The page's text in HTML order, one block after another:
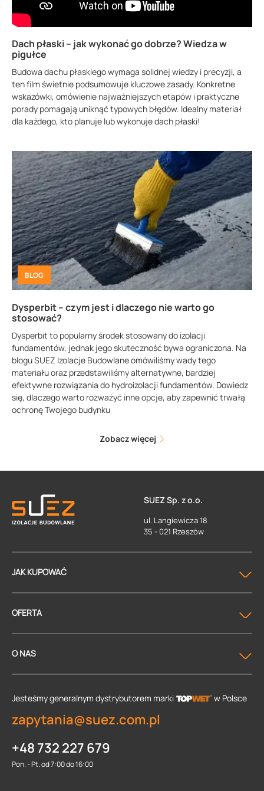
Dach płaski – jak wykonać go dobrze? Wiedza w
pigułce
Budowa dachu płaskiego wymaga solidnej wiedzy i precyzji, a
ten film świetnie podsumowuje kluczowe zasady. Konkretne
wskazówki, omówienie najważniejszych etapów i praktyczne
porady pomagają uniknąć typowych błędów. Idealny materiał
dla każdego, kto planuje lub wykonuje dach płaski!
BLOG
Dysperbit – czym jest i dlaczego nie warto go
stosować?
Dysperbit to popularny środek stosowany do izolacji
fundamentów, jednak jego skuteczność bywa ograniczona. Na
blogu SUEZ Izolacje Budowlane omówiliśmy wady tego
materiału oraz przedstawiliśmy alternatywne, bardziej
efektywne rozwiązania do hydroizolacji fundamentów. Dowiedz
się, dlaczego warto rozważyć inne opcje, aby zapewnić trwałą
ochronę Twojego budynku
Zobacz więcej
SUEZ Sp. z o.o.
ul. Langiewicza 18
35 - 021 Rzeszów
JAK KUPOWAĆ
OFERTA
O NAS
Jesteśmy generalnym dystrybutorem marki w Polsce
zapytania@suez.com.pl
+48 732 227 679
Pon. - Pt. od 7:00 do 16:00